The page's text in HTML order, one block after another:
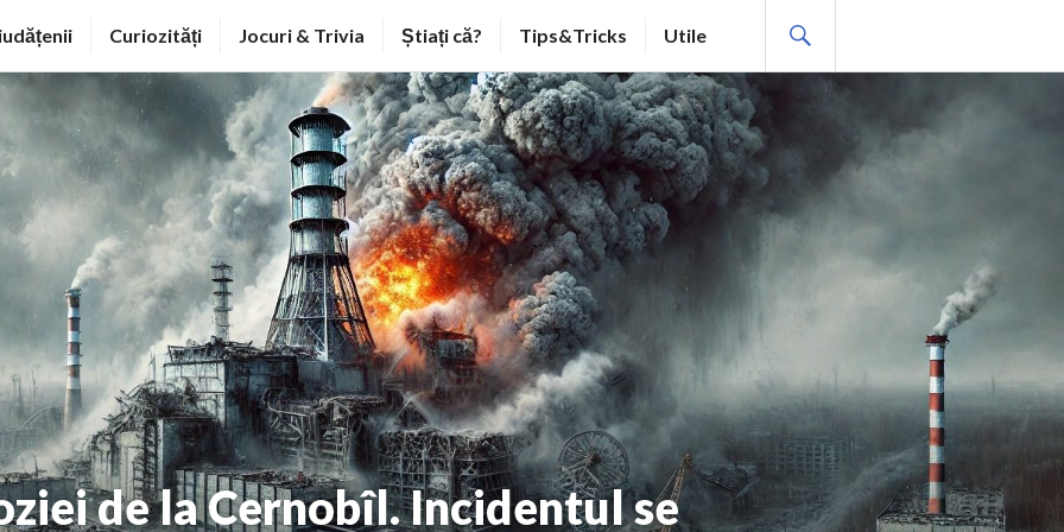
Curiozități Jocuri & Trivia Știați că? Tips&Tricks Utile
de la Cernobîl. Incidentul se